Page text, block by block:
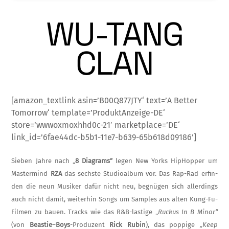
WU-TANG
CLAN
[amazon_textlink asin=’B00Q877JTY‘ text=’A Better
Tomorrow‘ template=’ProduktAnzeige-DE‘
store=’wwwoxmoxhhd0c-21′ marketplace=’DE‘
link_id=’6fae44dc-b5b1-11e7-b639-65b618d09186′]
Sieben Jahre nach „ 8 Diagrams”legen New Yorks HipHopper um
Mastermind RZAdas sechste Studioalbum vor. Das Rap-Rad erfin­
den die neun Musiker dafür nicht neu, begnü­gen sich allerdings
auch nicht damit, weiter­hin Songs um Samples aus alten Kung-Fu-
Filmen zu bauen. Tracks wie das R&B-las­tige „ Ruckus In B Minor“
(von Beastie–Boys-Produzent Rick Rubin), das poppige „Keep